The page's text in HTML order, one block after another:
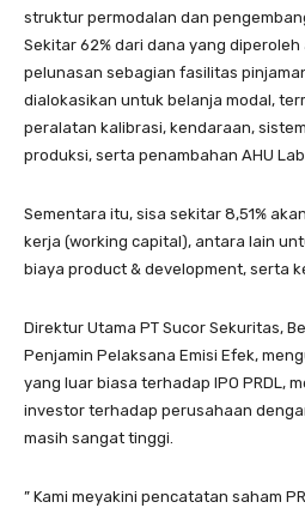
struktur permodalan dan
Sekitar 62% dari dana yang
pelunasan sebagian fasilitas
dialokasikan untuk belanja modal,
peralatan kalibrasi, kendaraan,
produksi, serta penambahan AHU
Sementara itu, sisa sekitar 8,51%
kerja (working capital), antara lain
biaya product & development, serta
Direktur Utama PT Sucor Sekuritas,
Penjamin Pelaksana Emisi Efek,
yang luar biasa terhadap IPO PRDL,
investor terhadap perusahaan
masih sangat tinggi.
” Kami meyakini pencatatan saham